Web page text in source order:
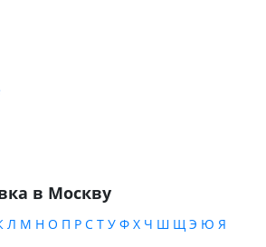
в Москву
Л М Н О П Р С Т У Ф Х Ч Ш Щ Э Ю Я